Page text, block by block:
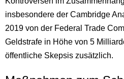
insbesondere der Cambridge
2019 von der Federal Trade
Geldstrafe in Höhe von 5
öffentliche Skepsis zusätzlich.